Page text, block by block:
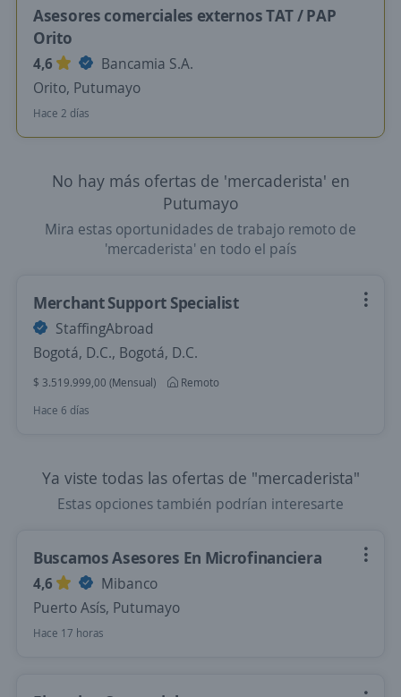
Asesores comerciales externos TAT / PAP
Orito
4,6
Bancamia S.A.
Orito, Putumayo
Hace 2 días
No hay más ofertas de 'mercaderista' en
Putumayo
Mira estas oportunidades de trabajo remoto de
'mercaderista' en todo el país
Merchant Support Specialist
StaffingAbroad
Bogotá, D.C., Bogotá, D.C.
$ 3.519.999,00 (Mensual)
Remoto
Hace 6 días
Ya viste todas las ofertas de "mercaderista"
Estas opciones también podrían interesarte
Buscamos Asesores En Microfinanciera
4,6
Mibanco
Puerto Asís, Putumayo
Hace 17 horas